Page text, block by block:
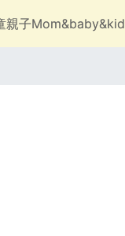
親子Mom&baby&kid